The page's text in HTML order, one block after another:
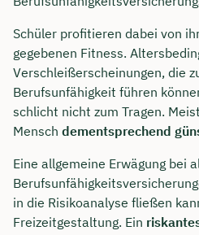
Schüler profitieren dabei von
gegebenen Fitness.
Verschleißerscheinungen, die
Berufsunfähigkeit führen
schlicht nicht zum Tragen.
Mensch dementsprechend
Eine allgemeine Erwägung bei
in die Risikoanalyse fließen
Freizeitgestaltung. Ein